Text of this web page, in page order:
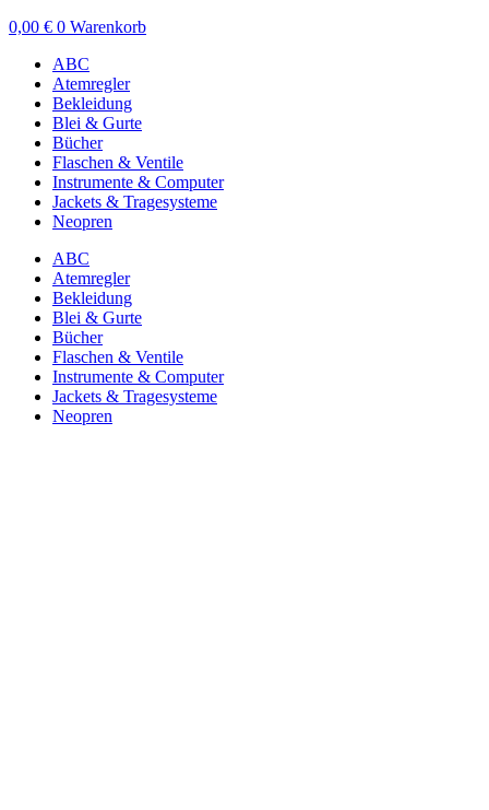
0,00 € 0 Warenkorb
ABC
Atemregler
Bekleidung
Blei & Gurte
Bücher
Flaschen & Ventile
Instrumente & Computer
Jackets & Tragesysteme
Neopren
ABC
Atemregler
Bekleidung
Blei & Gurte
Bücher
Flaschen & Ventile
Instrumente & Computer
Jackets & Tragesysteme
Neopren